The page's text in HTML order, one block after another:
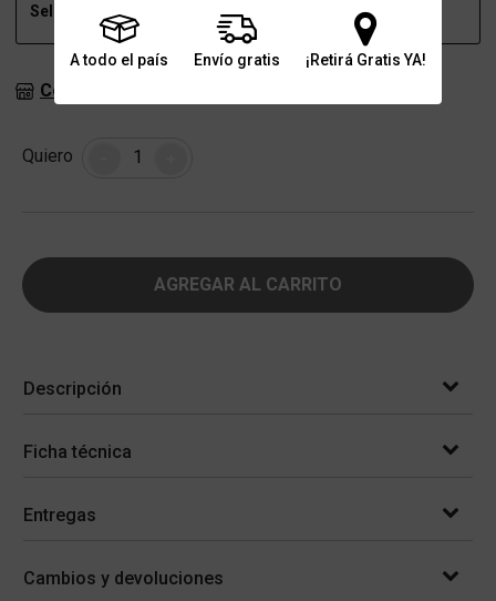
A todo el país Envío gratis ¡Retirá Gratis YA!
Seleccioná talle Seleccioná talle
Consultar stock en sucursales
Quiero Cantidad
AGREGAR AL CARRITO
Descripción
Ficha técnica
Entregas
Cambios y devoluciones